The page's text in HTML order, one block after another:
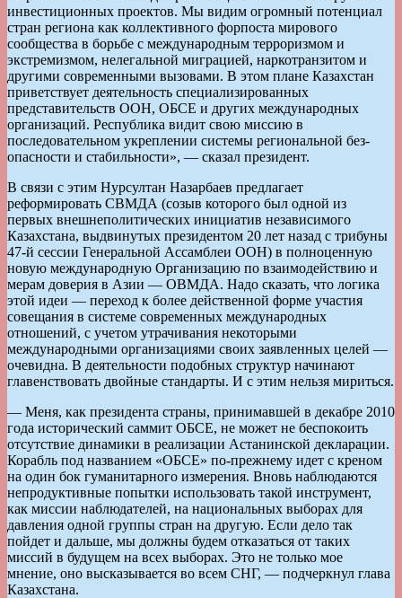
инвестиционных проектов. Мы видим огромный потенциал
стран региона как коллективного форпоста мирового
сообщества в борьбе с международным терроризмом и
экстремизмом, нелегальной миграцией, наркотранзитом и
другими современными вызовами. В этом плане Казахстан
приветствует деятельность специализированных
представительств ООН, ОБСЕ и других международных
организаций. Республика видит свою миссию в
последовательном укреплении системы региональной без­
опасности и стабильности», — сказал президент.
В связи с этим Нурсултан Назарбаев предлагает
реформировать СВМДА (созыв которого был одной из
первых внешнеполитических инициатив независимого
Казахстана, выдвинутых президентом 20 лет назад с трибуны
47-й сессии Генеральной Ассамблеи ООН) в полноценную
новую международную Организацию по взаимодействию и
мерам доверия в Азии — ОВМДА. Надо сказать, что логика
этой идеи — переход к более действенной форме участия
совещания в системе современных международных
отношений, с учетом утрачивания некоторыми
международными организациями своих заявленных целей —
очевидна. В деятельности подобных структур начинают
главенствовать двойные стандарты. И с этим нельзя мириться.
— Меня, как президента страны, принимавшей в декабре 2010
года исторический саммит ОБСЕ, не может не беспокоить
отсутствие динамики в реализации Астанинской декларации.
Корабль под названием «ОБСЕ» по-прежнему идет с креном
на один бок гуманитарного измерения. Вновь наблюдаются
непродуктивные попытки использовать такой инструмент,
как миссии наблюдателей, на национальных выборах для
давления одной группы стран на другую. Если дело так
пойдет и дальше, мы должны будем отказаться от таких
миссий в будущем на всех выборах. Это не только мое
мнение, оно высказывается во всем СНГ, — подчеркнул глава
Казахстана.